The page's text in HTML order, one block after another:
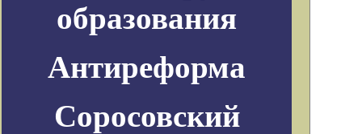
образования
Антиреформа
Соросовский